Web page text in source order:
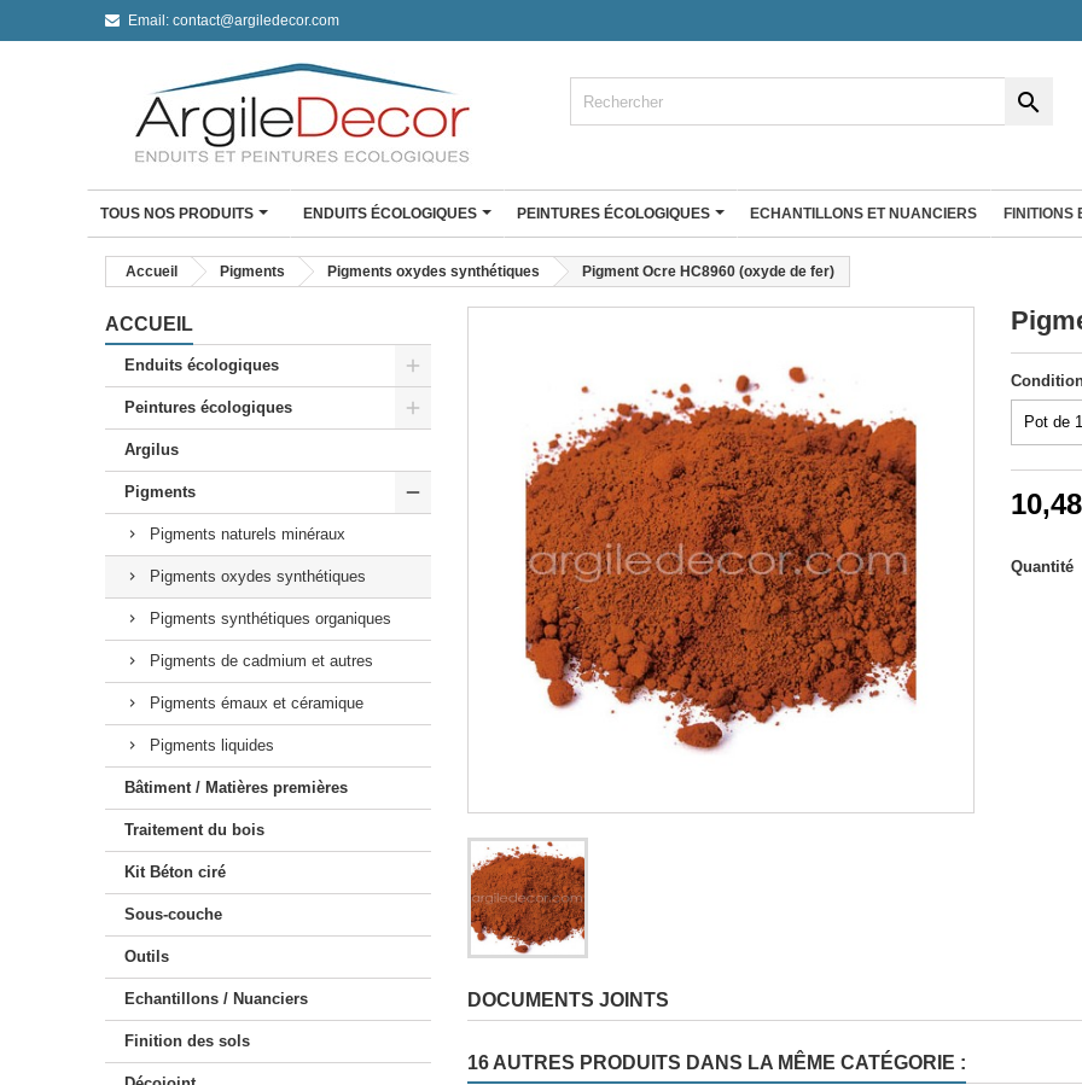
Email: contact@argiledecor.com

TOUS NOS PRODUITS
ENDUIT À L'ARGILE
Enduit à l'argile Argil Deco
Enduit monocouche à l'argile Big bag
CLAYSTONE BÉTON CIRÉ D'ARGILE
Mini Kit Claystone sols / plans de
Mini Kit Claystone murs
Kit Claystone murs
Kit Claystone sols / plans de travail
ENDUIT À LA CHAUX
Enduit fin à la chaux
Badistuc Couleurs
Badistuc Façades et rénovation
Antalys
Stucki
Enduit éco nature
Enduit Natura'liège
ENDUITS ÉCOLOGIQUES PEINTURES ÉCOLOGIQUES ECHANTILLONS ET NUANCIERS FINITIONS
Accueil Pigments Pigments oxydes synthétiques Pigment Ocre HC8960 (oxyde de fer)
ACCUEIL
Enduits écologiques
Peintures écologiques
Argilus
Pigments
Pigments naturels minéraux
Pigments oxydes synthétiques
Pigments synthétiques organiques
Pigments de cadmium et autres
Pigments émaux et céramique
Pigments liquides
Bâtiment / Matières premières
Traitement du bois
Kit Béton ciré
Sous-couche
Outils
Echantillons / Nuanciers
Finition des sols
Quantité
DOCUMENTS JOINTS
16 AUTRES PRODUITS DANS LA MÊME CATÉGORIE :